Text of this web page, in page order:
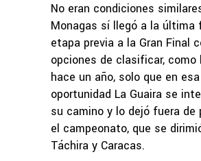
No eran condiciones
Monagas sí llegó a la última
etapa previa a la Gran Final
opciones de clasificar, como
hace un año, solo que en esa
oportunidad La Guaira se
su camino y lo dejó fuera de
el campeonato, que se
Táchira y Caracas.